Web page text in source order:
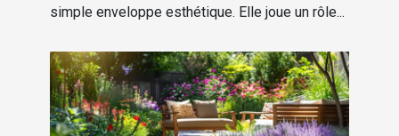
simple enveloppe esthétique. Elle joue un rôle...